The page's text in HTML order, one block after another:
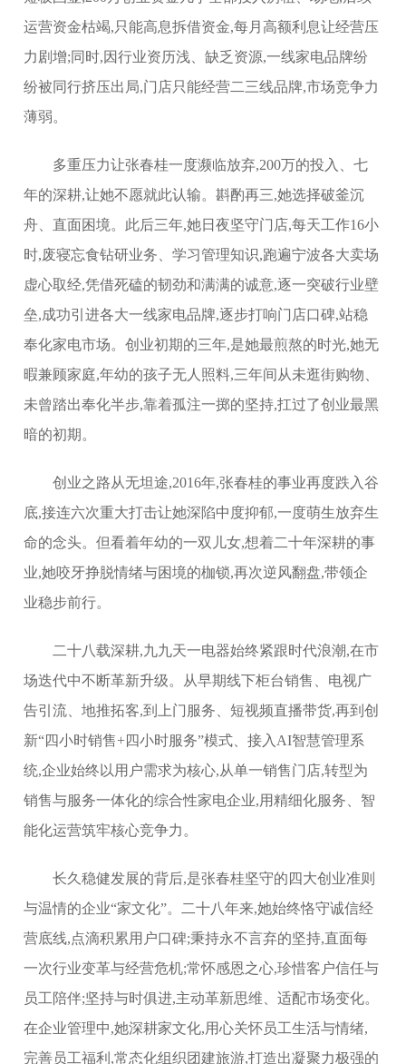
运营资金枯竭,只能高息拆借资金,每月高额利息让经营压
力剧增;同时,因行业资历浅、缺乏资源,一线家电品牌纷
纷被同行挤压出局,门店只能经营二三线品牌,市场竞争力
薄弱。
多重压力让张春桂一度濒临放弃,200万的投入、七
年的深耕,让她不愿就此认输。斟酌再三,她选择破釜沉
舟、直面困境。此后三年,她日夜坚守门店,每天工作16小
时,废寝忘食钻研业务、学习管理知识,跑遍宁波各大卖场
虚心取经,凭借死磕的韧劲和满满的诚意,逐一突破行业壁
垒,成功引进各大一线家电品牌,逐步打响门店口碑,站稳
奉化家电市场。创业初期的三年,是她最煎熬的时光,她无
暇兼顾家庭,年幼的孩子无人照料,三年间从未逛街购物、
未曾踏出奉化半步,靠着孤注一掷的坚持,扛过了创业最黑
暗的初期。
创业之路从无坦途,2016年,张春桂的事业再度跌入谷
底,接连六次重大打击让她深陷中度抑郁,一度萌生放弃生
命的念头。但看着年幼的一双儿女,想着二十年深耕的事
业,她咬牙挣脱情绪与困境的枷锁,再次逆风翻盘,带领企
业稳步前行。
二十八载深耕,九九天一电器始终紧跟时代浪潮,在市
场迭代中不断革新升级。从早期线下柜台销售、电视广
告引流、地推拓客,到上门服务、短视频直播带货,再到创
新“四小时销售+四小时服务”模式、接入AI智慧管理系
统,企业始终以用户需求为核心,从单一销售门店,转型为
销售与服务一体化的综合性家电企业,用精细化服务、智
能化运营筑牢核心竞争力。
长久稳健发展的背后,是张春桂坚守的四大创业准则
与温情的企业“家文化”。二十八年来,她始终恪守诚信经
营底线,点滴积累用户口碑;秉持永不言弃的坚持,直面每
一次行业变革与经营危机;常怀感恩之心,珍惜客户信任与
员工陪伴;坚持与时俱进,主动革新思维、适配市场变化。
在企业管理中,她深耕家文化,用心关怀员工生活与情绪,
完善员工福利,常态化组织团建旅游,打造出凝聚力极强的